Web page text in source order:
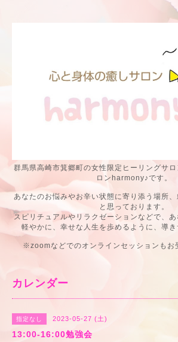
群馬県高崎市箕郷町の女性限定ヒーリングサ
ロンharmony♪です。
あなたのお悩みやお辛い状態に寄り添う場所
と思っております。
スピリチュアルやリラクゼーションなどで、あ
軽やかに、幸せな人生を歩めるように、導き
※zoomなどでのオンラインセッションもお
カレンダー
指定なし 2023-05-27 (土)
13:00-16:00勉強会